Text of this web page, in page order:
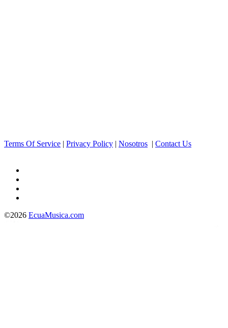
Terms Of Service | Privacy Policy | Nosotros | Contact Us
©2026 EcuaMusica.com